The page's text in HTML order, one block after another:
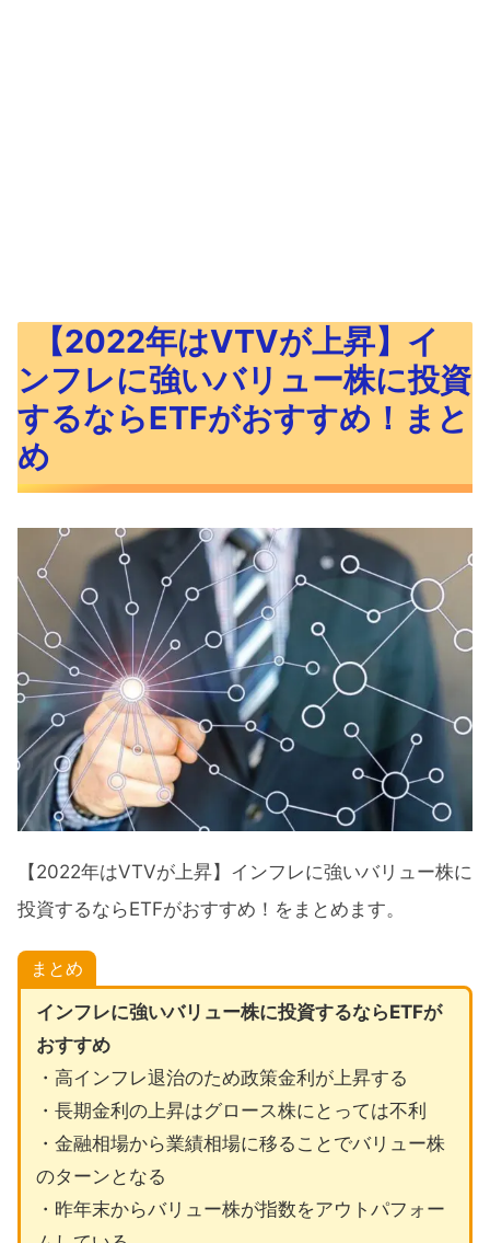
【2022年はVTVが上昇】イ
ンフレに強いバリュー株に投資
するならETFがおすすめ！まと
め
【2022年はVTVが上昇】インフレに強いバリュー株に
投資するならETFがおすすめ！をまとめます。
まとめ
インフレに強いバリュー株に投資するならETFが
おすすめ
・高インフレ退治のため政策金利が上昇する
・長期金利の上昇はグロース株にとっては不利
・金融相場から業績相場に移ることでバリュー株
のターンとなる
・昨年末からバリュー株が指数をアウトパフォー